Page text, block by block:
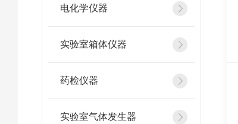
电化学仪器
实验室箱体仪器
药检仪器
实验室气体发生器